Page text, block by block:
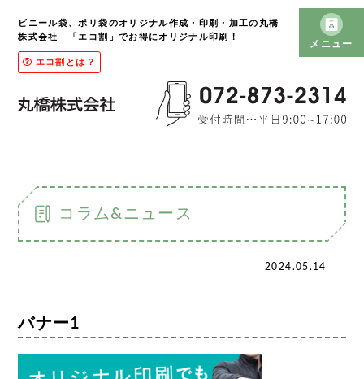
ビニール袋、ポリ袋のオリジナル作成・印刷・加工の丸橋
株式会社 「エコ割」でお得にオリジナル印刷！
エコ割とは？
メニュー
コラム&ニュース
2024.05.14
バナー1